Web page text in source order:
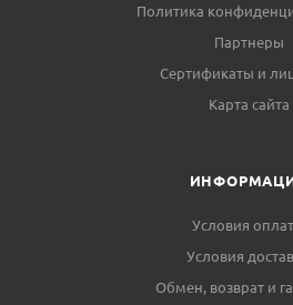
Политика
Партнеры
Сертификаты и
Карта сайта
Условия
Условия
Обмен, возврат и